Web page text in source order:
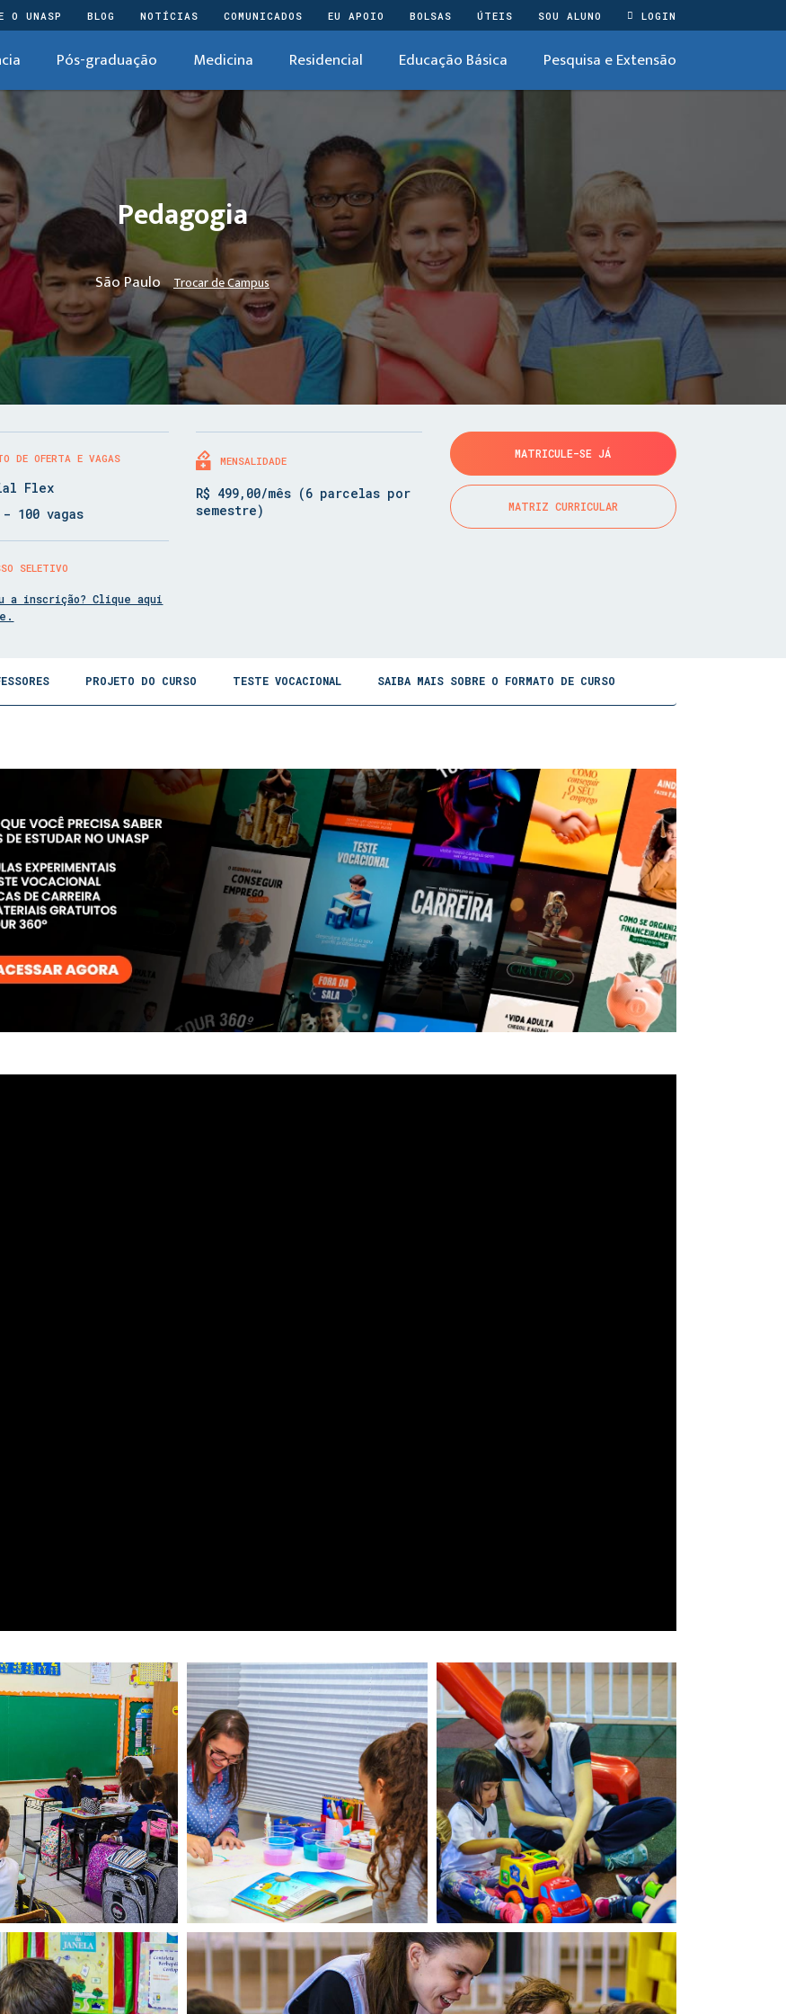
O UNASP BLOG NOTÍCIAS COMUNICADOS EU APOIO BOLSAS ÚTEIS SOU ALUNO LOGIN
Pós-graduação Medicina Residencial Educação Básica Pesquisa e Extensão
Pedagogia
São Paulo Trocar de Campus
DE OFERTA E VAGAS
Flex
100 vagas
MENSALIDADE
R$ 499,00/mês (6 parcelas por
semestre)
SELETIVO
a inscrição? Clique aqui
MATRICULE-SE JÁ
MATRIZ CURRICULAR
PROJETO DO CURSO TESTE VOCACIONAL SAIBA MAIS SOBRE O FORMATO DE CURSO